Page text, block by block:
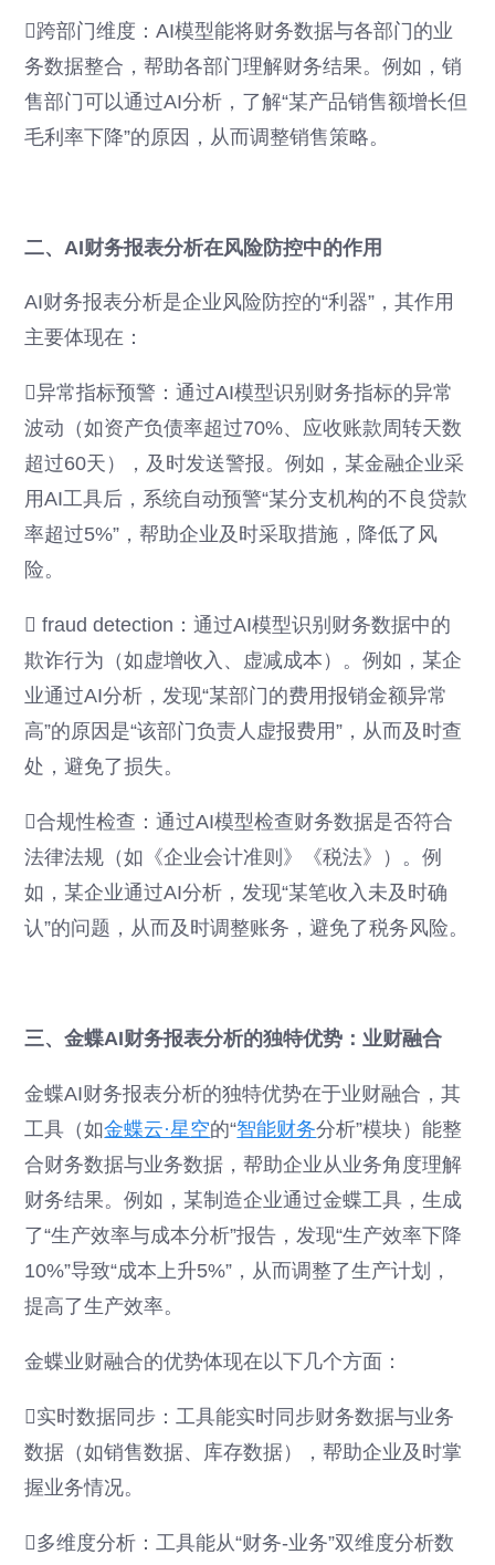
跨部门维度：AI模型能将财务数据与各部门的业
务数据整合，帮助各部门理解财务结果。例如，销
售部门可以通过AI分析，了解“某产品销售额增长但
毛利率下降”的原因，从而调整销售策略。
二、AI财务报表分析在风险防控中的作用
AI财务报表分析是企业风险防控的“利器”，其作用
主要体现在：
异常指标预警：通过AI模型识别财务指标的异常
波动（如资产负债率超过70%、应收账款周转天数
超过60天），及时发送警报。例如，某金融企业采
用AI工具后，系统自动预警“某分支机构的不良贷款
率超过5%”，帮助企业及时采取措施，降低了风
险。
 fraud detection：通过AI模型识别财务数据中的
欺诈行为（如虚增收入、虚减成本）。例如，某企
业通过AI分析，发现“某部门的费用报销金额异常
高”的原因是“该部门负责人虚报费用”，从而及时查
处，避免了损失。
合规性检查：通过AI模型检查财务数据是否符合
法律法规（如《企业会计准则》《税法》）。例
如，某企业通过AI分析，发现“某笔收入未及时确
认”的问题，从而及时调整账务，避免了税务风险。
三、金蝶AI财务报表分析的独特优势：业财融合
金蝶AI财务报表分析的独特优势在于业财融合，其
工具（如金蝶云·星空的“智能财务分析”模块）能整
合财务数据与业务数据，帮助企业从业务角度理解
财务结果。例如，某制造企业通过金蝶工具，生成
了“生产效率与成本分析”报告，发现“生产效率下降
10%”导致“成本上升5%”，从而调整了生产计划，
提高了生产效率。
金蝶业财融合的优势体现在以下几个方面：
实时数据同步：工具能实时同步财务数据与业务
数据（如销售数据、库存数据），帮助企业及时掌
握业务情况。
多维度分析：工具能从“财务-业务”双维度分析数